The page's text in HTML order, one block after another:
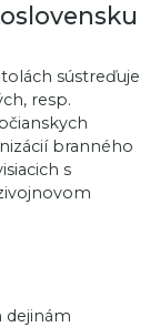
sústreďuje
resp.
branného
s
dejinám